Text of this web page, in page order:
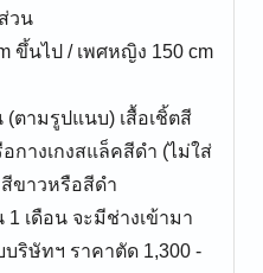
วน
ขึ้นไป / เพศหญิง 150 cm
(ตามรูปแนบ) เสื้อเชิ้ตสี
กางเกงสแล็คสีดำ (ไม่ใส่
สีขาวหรือสีดำ
เดือน จะมีช่างเข้ามา
ริษัทฯ ราคาตัด 1,300 -